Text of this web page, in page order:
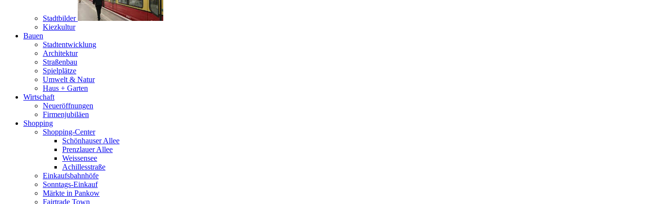
Stadtbilder
Kiezkultur
Bauen
Stadtentwicklung
Architektur
Straßenbau
Spielplätze
Umwelt & Natur
Haus + Garten
Wirtschaft
Neueröffnungen
Firmenjubiläen
Shopping
Shopping-Center
Schönhauser Allee
Prenzlauer Allee
Weissensee
Achillesstraße
Einkaufsbahnhöfe
Sonntags-Einkauf
Märkte in Pankow
Fairtrade Town